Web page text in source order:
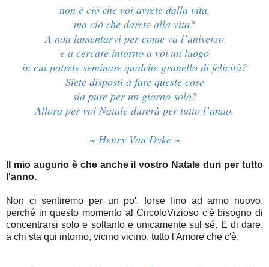
non è ciò che voi avrete dalla vita,
ma ciò che darete alla vita?
A non lamentarvi per come va l’universo
e a cercare intorno a voiun luogo
in cui potrete seminarequalche granello di felicità?
Siete disposti a fare queste cose
sia pure per un giorno solo?
Allora per voi Natale durerà per tutto l’anno.
~ Henry Van Dyke ~
Il mio augurio è che anche il vostro Natale duri per tutto
l'anno.
Non ci sentiremo per un po', forse fino ad anno nuovo,
perché in questo momento al CircoloVizioso c'è bisogno di
concentrarsi solo e soltanto e unicamente sul sé. E di dare,
a chi sta qui intorno, vicino vicino, tutto l'Amore che c'è.